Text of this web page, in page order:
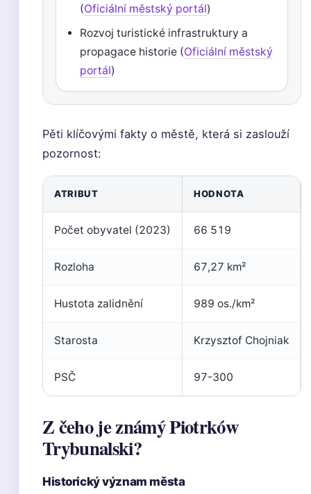
(Oficiální městský portál)
Rozvoj turistické infrastruktury a
propagace historie (Oficiální městský
portál)
Pěti klíčovými fakty o městě, která si zaslouží
pozornost:
ATRIBUT HODNOTA
Počet obyvatel (2023) 66 519
Rozloha 67,27 km²
Hustota zalidnění 989 os./km²
Starosta Krzysztof Chojniak
PSČ 97-300
Z čeho je známý Piotrków
Trybunalski?
Historický význam města